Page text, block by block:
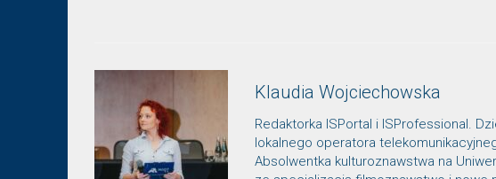
Klaudia Wojciechowska
Redaktorka ISPortal i ISProfessional.
lokalnego operatora
Absolwentka kulturoznawstwa na